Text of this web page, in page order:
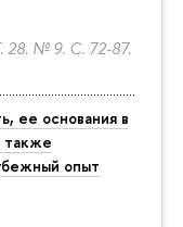
28. № 9. С. 72-87.
ее основания в
также
опыт